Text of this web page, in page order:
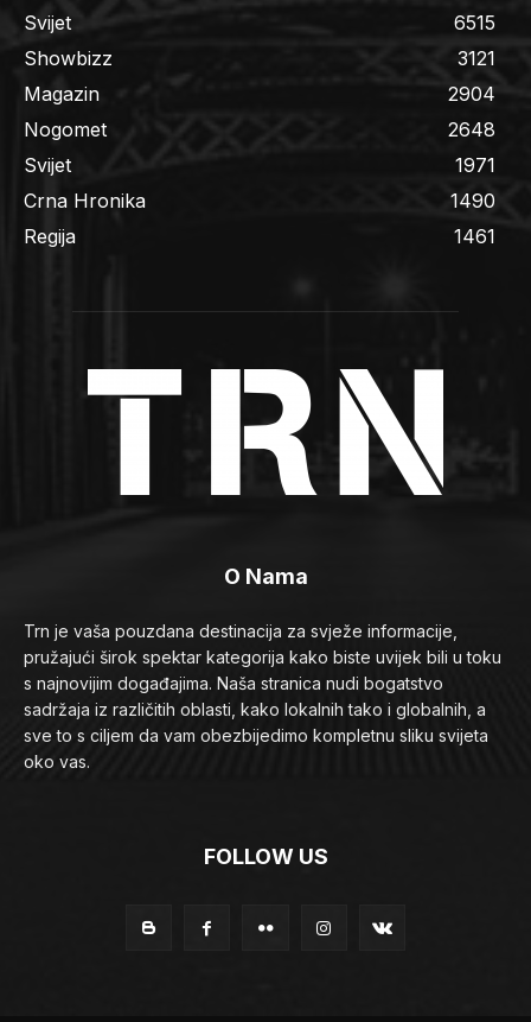
Svijet
6515
Showbizz
3121
Magazin
2904
Nogomet
2648
Svijet
1971
Crna Hronika
1490
Regija
1461
O Nama
Trn je vaša pouzdana destinacija za svježe informacije,
pružajući širok spektar kategorija kako biste uvijek bili u toku
s najnovijim događajima. Naša stranica nudi bogatstvo
sadržaja iz različitih oblasti, kako lokalnih tako i globalnih, a
sve to s ciljem da vam obezbijedimo kompletnu sliku svijeta
oko vas.
FOLLOW US